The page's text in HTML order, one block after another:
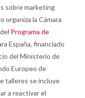
sobre marketing
organiza la Cámara
Programa de
España, financiado
del Ministerio de
Europeo de
talleres se incluye
a reactivar el